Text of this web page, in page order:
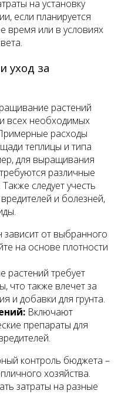
на установку
если планируется
время или в условиях
уход за
растений
всех необходимых
расходы
теплицы и типа
для выращивания
различные
следует учесть
и болезней,
от выбранного
на основе плотности
растений требует
что также влечет за
и добавки для грунта.
Включают
препараты для
контроль бюджета –
хозяйства.
затраты на разные